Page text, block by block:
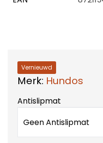
Vernieuwd
Merk: Hundos
Antislipmat
Geen Antislipmat